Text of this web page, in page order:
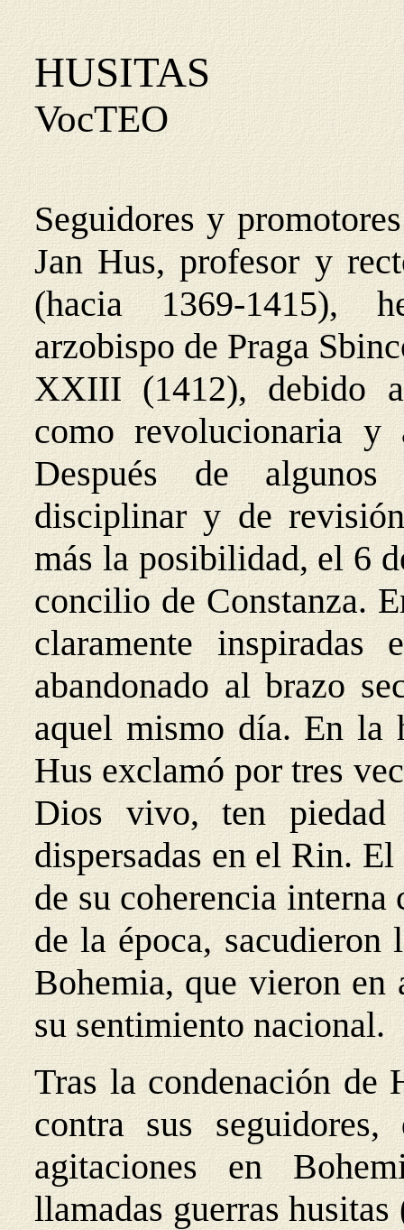
HUSITAS
VocTEO
Seguidores y
Jan Hus, profesor y
(hacia 1369-1415),
arzobispo de Praga
XXIII (1412), debido a
como revolucionaria y
Después de
disciplinar y de
más la posibilidad, el 6
concilio de Constanza.
claramente
abandonado al brazo
aquel mismo día. En la
Hus exclamó por tres
Dios vivo, ten
dispersadas en el Rin.
de su coherencia
de la época, sacudieron
Bohemia, que vieron en
su sentimiento nacional.
Tras la condenación de
contra sus
agitaciones en
llamadas guerras